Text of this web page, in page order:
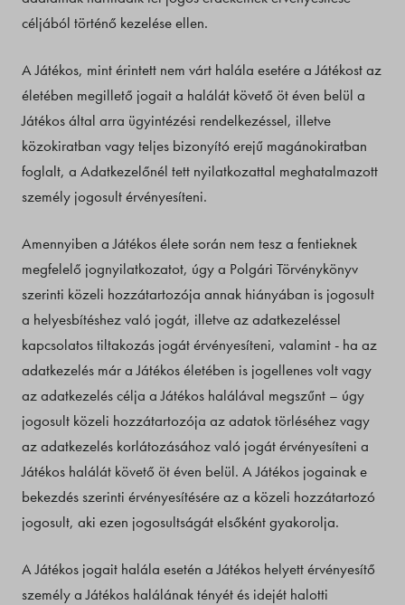
céljából történő kezelése ellen.
A Játékos, mint érintett nem várt halála esetére a Játékost az
életében megillető jogait a halálát követő öt éven belül a
Játékos által arra ügyintézési rendelkezéssel, illetve
közokiratban vagy teljes bizonyító erejű magánokiratban
foglalt, a Adatkezelőnél tett nyilatkozattal meghatalmazott
személy jogosult érvényesíteni.
Amennyiben a Játékos élete során nem tesz a fentieknek
megfelelő jognyilatkozatot, úgy a Polgári Törvénykönyv
szerinti közeli hozzátartozója annak hiányában is jogosult
a helyesbítéshez való jogát, illetve az adatkezeléssel
kapcsolatos tiltakozás jogát érvényesíteni, valamint - ha az
adatkezelés már a Játékos életében is jogellenes volt vagy
az adatkezelés célja a Játékos halálával megszűnt – úgy
jogosult közeli hozzátartozója az adatok törléséhez vagy
az adatkezelés korlátozásához való jogát érvényesíteni a
Játékos halálát követő öt éven belül. A Játékos jogainak e
bekezdés szerinti érvényesítésére az a közeli hozzátartozó
jogosult, aki ezen jogosultságát elsőként gyakorolja.
A Játékos jogait halála esetén a Játékos helyett érvényesítő
személy a Játékos halálának tényét és idejét halotti